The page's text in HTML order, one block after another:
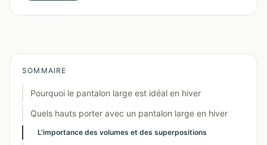
SOMMAIRE
Pourquoi le pantalon large est idéal en hiver
Quels hauts porter avec un pantalon large en hiver
L'importance des volumes et des superpositions